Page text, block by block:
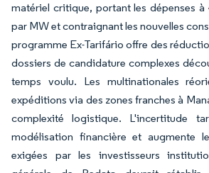
matériel critique, portant les dépenses à
par MW et contraignant les nouvelles
programme Ex-Tarifário offre des
dossiers de candidature complexes
temps voulu. Les multinationales
expéditions via des zones franches à
complexité logistique. L'incertitude
modélisation financière et augmente
exigées par les investisseurs